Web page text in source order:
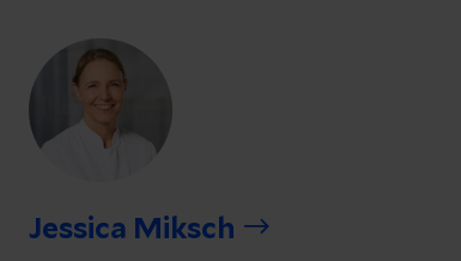
Jessica Miksch